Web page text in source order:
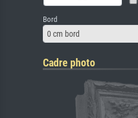
Bord
0 cm bord
Cadre photo